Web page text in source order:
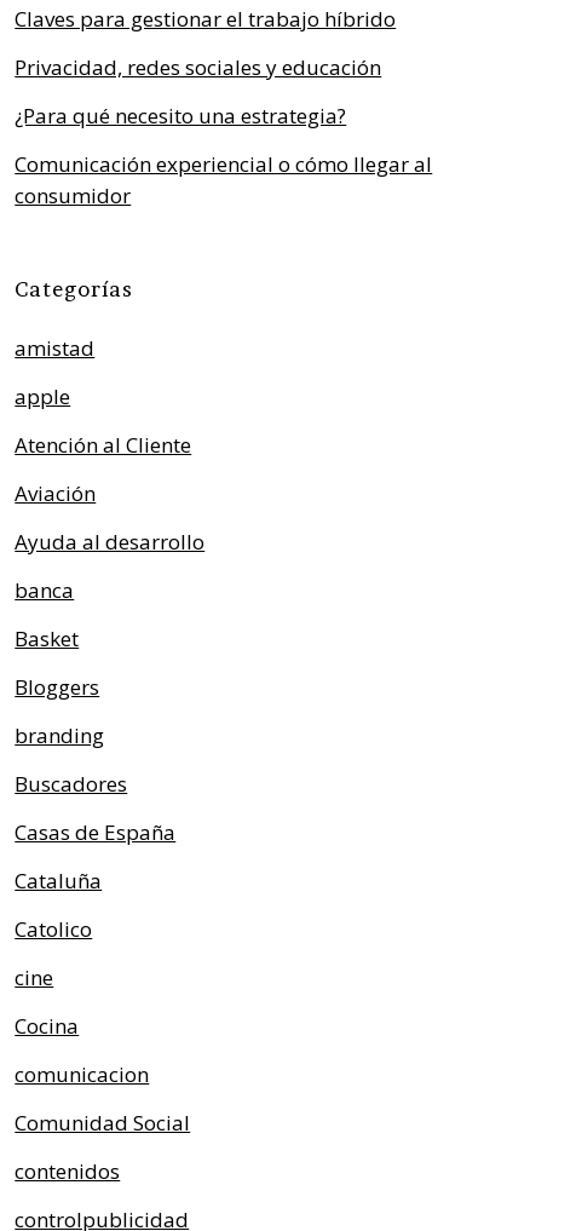
Claves para gestionar el trabajo híbrido
Privacidad, redes sociales y educación
¿Para qué necesito una estrategia?
Comunicación experiencial o cómo llegar al
consumidor
Categorías
amistad
apple
Atención al Cliente
Aviación
Ayuda al desarrollo
banca
Basket
Bloggers
branding
Buscadores
Casas de España
Cataluña
Catolico
cine
Cocina
comunicacion
Comunidad Social
contenidos
controlpublicidad